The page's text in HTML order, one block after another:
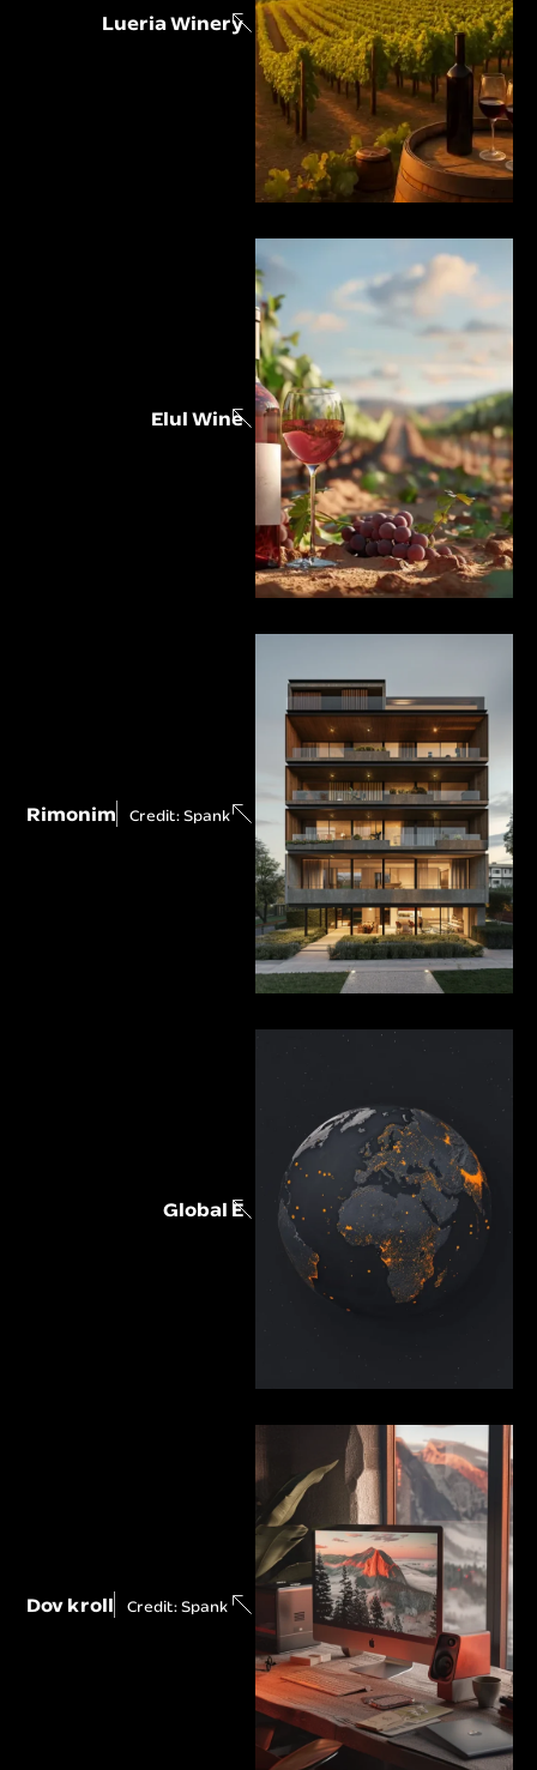
Lueria Winery
Elul Wine
Credit: Spank
Rimonim
Global E
Credit: Spank
Dov kroll